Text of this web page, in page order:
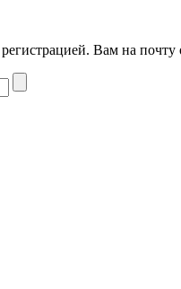
Вам на